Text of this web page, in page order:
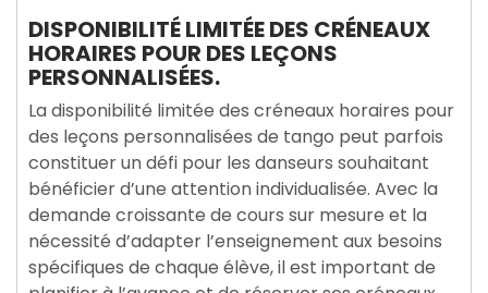
DISPONIBILITÉ LIMITÉE DES CRÉNEAUX
HORAIRES POUR DES LEÇONS
PERSONNALISÉES.
La disponibilité limitée des créneaux horaires pour
des leçons personnalisées de tango peut parfois
constituer un défi pour les danseurs souhaitant
bénéficier d’une attention individualisée. Avec la
demande croissante de cours sur mesure et la
nécessité d’adapter l’enseignement aux besoins
spécifiques de chaque élève, il est important de